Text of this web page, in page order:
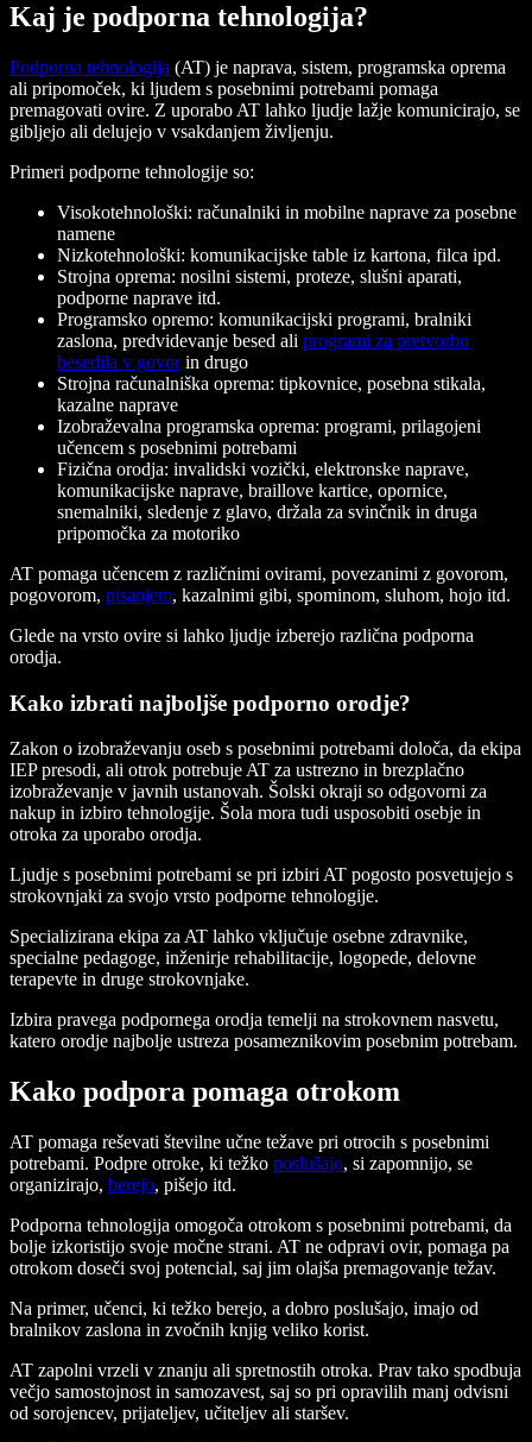
Kaj je podporna tehnologija?
Podporna tehnologija (AT) je naprava, sistem, programska oprema
ali pripomoček, ki ljudem s posebnimi potrebami pomaga
premagovati ovire. Z uporabo AT lahko ljudje lažje komunicirajo, se
gibljejo ali delujejo v vsakdanjem življenju.
Primeri podporne tehnologije so:
Visokotehnološki: računalniki in mobilne naprave za posebne
namene
Nizkotehnološki: komunikacijske table iz kartona, filca ipd.
Strojna oprema: nosilni sistemi, proteze, slušni aparati,
podporne naprave itd.
Programsko opremo: komunikacijski programi, bralniki
zaslona, predvidevanje besed ali programi za pretvorbo
besedila v govorin drugo
Strojna računalniška oprema: tipkovnice, posebna stikala,
kazalne naprave
Izobraževalna programska oprema: programi, prilagojeni
učencem s posebnimi potrebami
Fizična orodja: invalidski vozički, elektronske naprave,
komunikacijske naprave, braillove kartice, opornice,
snemalniki, sledenje z glavo, držala za svinčnik in druga
pripomočka za motoriko
AT pomaga učencem z različnimi ovirami, povezanimi z govorom,
pogovorom, pisanjem, kazalnimi gibi, spominom, sluhom, hojo itd.
Glede na vrsto ovire si lahko ljudje izberejo različna podporna
orodja.
Kako izbrati najboljše podporno orodje?
Zakon o izobraževanju oseb s posebnimi potrebami določa, da ekipa
IEP presodi, ali otrok potrebuje AT za ustrezno in brezplačno
izobraževanje v javnih ustanovah. Šolski okraji so odgovorni za
nakup in izbiro tehnologije. Šola mora tudi usposobiti osebje in
otroka za uporabo orodja.
Ljudje s posebnimi potrebami se pri izbiri AT pogosto posvetujejo s
strokovnjaki za svojo vrsto podporne tehnologije.
Specializirana ekipa za AT lahko vključuje osebne zdravnike,
specialne pedagoge, inženirje rehabilitacije, logopede, delovne
terapevte in druge strokovnjake.
Izbira pravega podpornega orodja temelji na strokovnem nasvetu,
katero orodje najbolje ustreza posameznikovim posebnim potrebam.
Kako podpora pomaga otrokom
AT pomaga reševati številne učne težave pri otrocih s posebnimi
potrebami. Podpre otroke, ki težko poslušajo, si zapomnijo, se
organizirajo, berejo, pišejo itd.
Podporna tehnologija omogoča otrokom s posebnimi potrebami, da
bolje izkoristijo svoje močne strani. AT ne odpravi ovir, pomaga pa
otrokom doseči svoj potencial, saj jim olajša premagovanje težav.
Na primer, učenci, ki težko berejo, a dobro poslušajo, imajo od
bralnikov zaslona in zvočnih knjig veliko korist.
AT zapolni vrzeli v znanju ali spretnostih otroka. Prav tako spodbuja
večjo samostojnost in samozavest, saj so pri opravilih manj odvisni
od sorojencev, prijateljev, učiteljev ali staršev.